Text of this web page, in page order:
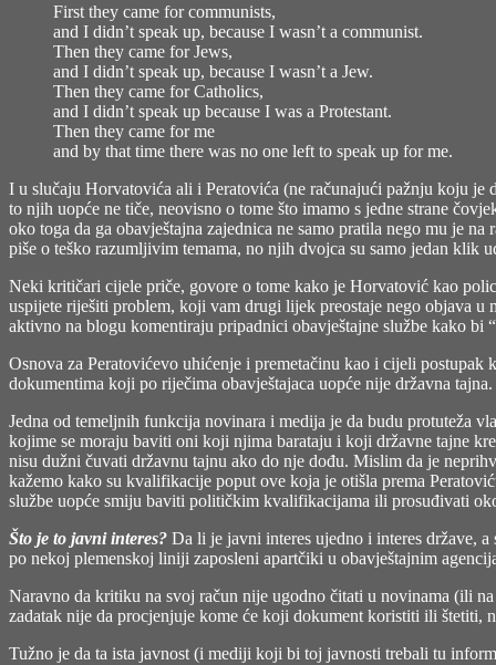
First they came for communists,
and I didn’t speak up, because I wasn’t a communist.
Then they came for Jews,
and I didn’t speak up, because I wasn’t a Jew.
Then they came for Catholics,
and I didn’t speak up because I was a Protestant.
Then they came for me
and by that time there was no one left to speak up for me.
I u slučaju Horvatovića ali i Peratovića (ne računajući pažnju koju je
to njih uopće ne tiče, neovisno o tome što imamo s jedne strane
oko toga da ga obavještajna zajednica ne samo pratila nego mu je
piše o teško razumljivim temama, no njih dvojca su samo jedan klik
Neki kritičari cijele priče, govore o tome kako je Horvatović kao
uspijete riješiti problem, koji vam drugi lijek preostaje nego objava u
aktivno na blogu komentiraju pripadnici obavještajne službe kako
Osnova za Peratovićevo uhićenje i premetačinu kao i cijeli
dokumentima koji po riječima obavještajaca uopće nije državna tajna.
Jedna od temeljnih funkcija novinara i medija je da budu protuteža
kojime se moraju baviti oni koji njima barataju i koji državne tajne
nisu dužni čuvati državnu tajnu ako do nje dođu. Mislim da je
kažemo kako su kvalifikacije poput ove koja je otišla prema
službe uopće smiju baviti političkim kvalifikacijama ili prosuđivati
Što je to javni interes? Da li je javni interes ujedno i interes države,
po nekoj plemenskoj liniji zaposleni apartčiki u obavještajnim
Naravno da kritiku na svoj račun nije ugodno čitati u novinama (ili
zadatak nije da procjenjuje kome će koji dokument koristiti ili štetiti,
Tužno je da ta ista javnost (i mediji koji bi toj javnosti trebali tu